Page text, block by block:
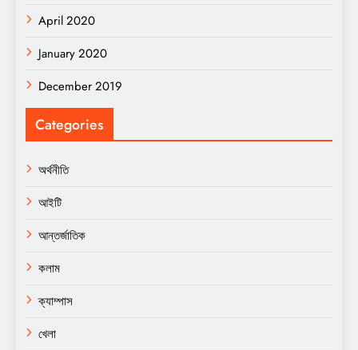
April 2020
January 2020
December 2019
Categories
অর্থনীতি
আইটি
আন্তর্জাতিক
কলাম
ক্যাম্পাস
খেলা